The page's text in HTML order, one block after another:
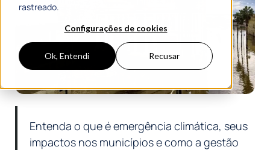
rastreado.
Configurações de cookies
Ok, Entendi Recusar
Entenda o que é emergência climática, seus
impactos nos municípios e como a gestão